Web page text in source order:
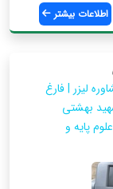
اطلاعات بیشتر
لیزر | فارغ
بهشتی
پایه و